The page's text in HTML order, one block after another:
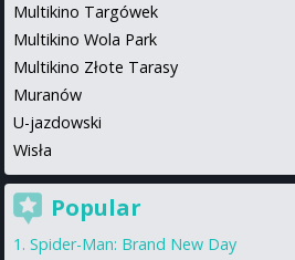
Multikino Targówek
Multikino Wola Park
Multikino Złote Tarasy
Muranów
U-jazdowski
Wisła
Popular
Spider-Man: Brand New Day